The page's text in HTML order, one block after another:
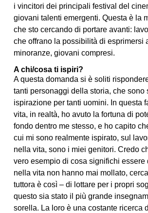
i vincitori dei principali festival del
giovani talenti emergenti. Questa è la
che sto cercando di portare avanti:
che offrano la possibilità di esprimersi
minoranze, giovani compresi.
A chi/cosa ti ispiri?
A questa domanda si è soliti
tanti personaggi della storia, che sono
ispirazione per tanti uomini. In questa
vita, in realtà, ho avuto la fortuna di
fondo dentro me stesso, e ho capito
cui mi sono realmente ispirato, sul
nella vita, sono i miei genitori. Credo
vero esempio di cosa significhi essere
nella vita non hanno mai mollato,
tuttora è così – di lottare per i propri
questo sia stato il più grande
sorella. La loro è una costante ricerca